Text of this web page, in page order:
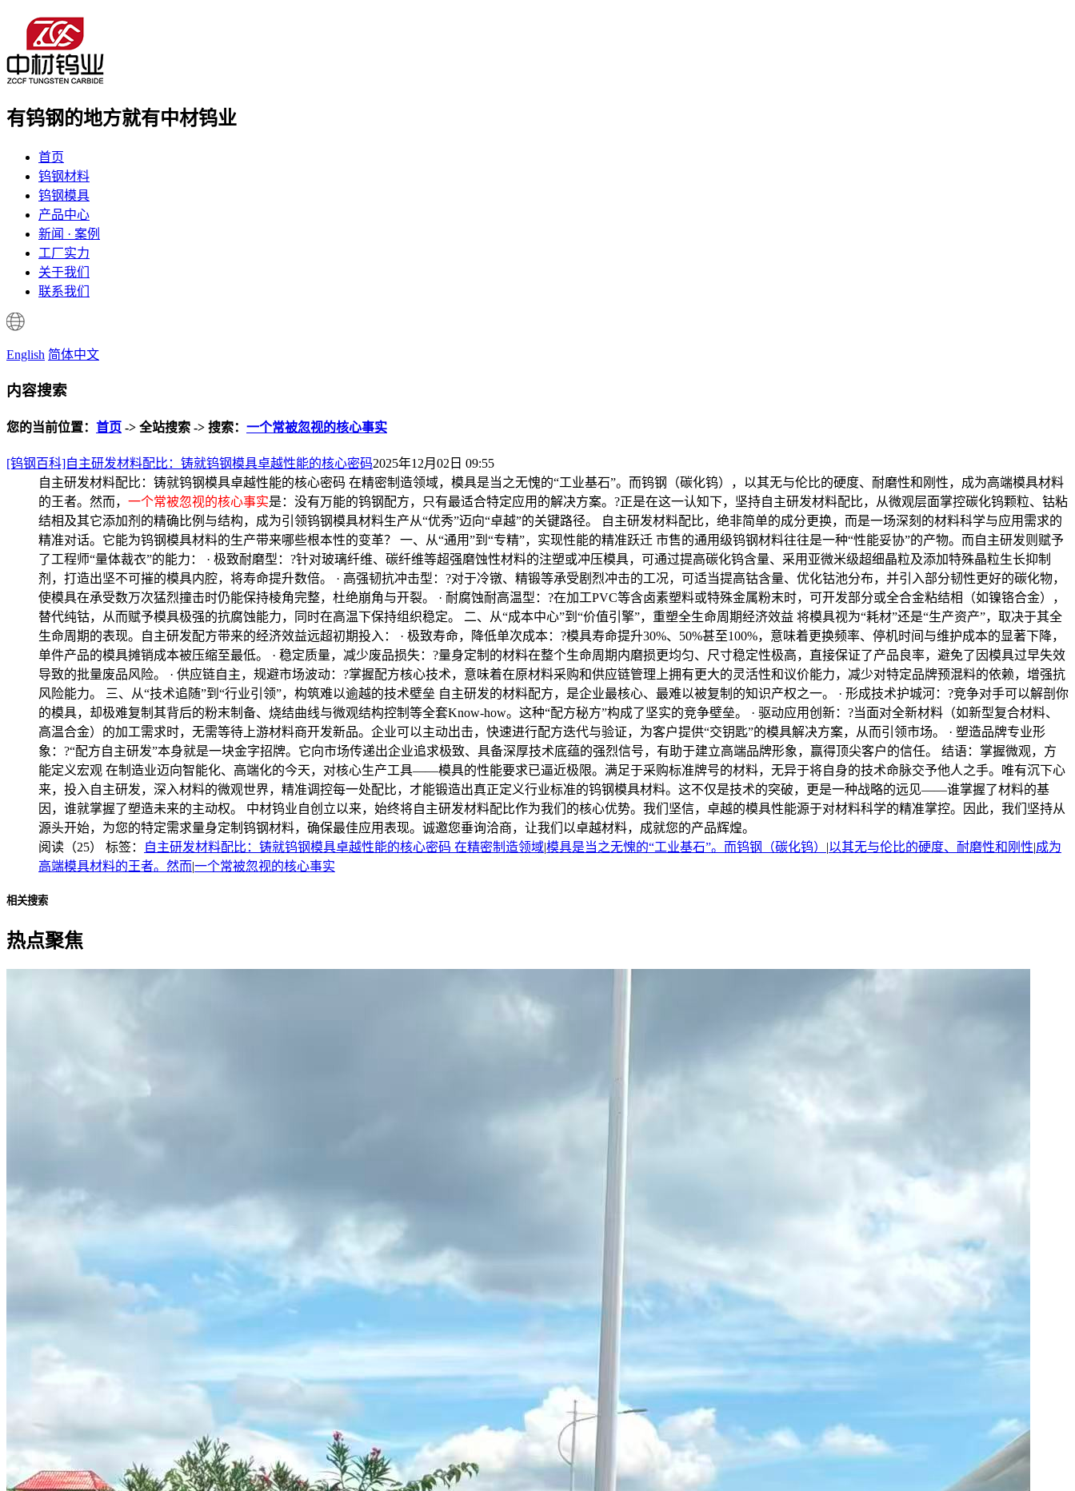
有钨钢的地方就有中材钨业
首页
钨钢材料
钨钢模具
产品中心
新闻 · 案例
工厂实力
关于我们
联系我们
English 简体中文
内容搜索
您的当前位置： 首页 -> 全站搜索 -> 搜索： 一个常被忽视的核心事实
[钨钢百科]自主研发材料配比：铸就钨钢模具卓越性能的核心密码2025年12月02日 09:55
自主研发材料配比：铸就钨钢模具卓越性能的核心密码 在精密制造领域，模具是当之无愧的“工业基石”。而钨钢（碳化钨），以其无与伦比的硬度、耐磨性和刚性，成为高端模具材料
的王者。然而， 一个常被忽视的核心事实是：没有万能的钨钢配方，只有最适合特定应用的解决方案。?正是在这一认知下，坚持自主研发材料配比，从微观层面掌控碳化钨颗粒、钴粘
结相及其它添加剂的精确比例与结构，成为引领钨钢模具材料生产从“优秀”迈向“卓越”的关键路径。 自主研发材料配比，绝非简单的成分更换，而是一场深刻的材料科学与应用需求的
精准对话。它能为钨钢模具材料的生产带来哪些根本性的变革？ 一、从“通用”到“专精”，实现性能的精准跃迁 市售的通用级钨钢材料往往是一种“性能妥协”的产物。而自主研发则赋予
了工程师“量体裁衣”的能力： · 极致耐磨型：?针对玻璃纤维、碳纤维等超强磨蚀性材料的注塑或冲压模具，可通过提高碳化钨含量、采用亚微米级超细晶粒及添加特殊晶粒生长抑制
剂，打造出坚不可摧的模具内腔，将寿命提升数倍。 · 高强韧抗冲击型：?对于冷镦、精锻等承受剧烈冲击的工况，可适当提高钴含量、优化钴池分布，并引入部分韧性更好的碳化物，
使模具在承受数万次猛烈撞击时仍能保持棱角完整，杜绝崩角与开裂。 · 耐腐蚀耐高温型：?在加工PVC等含卤素塑料或特殊金属粉末时，可开发部分或全合金粘结相（如镍铬合金），
替代纯钴，从而赋予模具极强的抗腐蚀能力，同时在高温下保持组织稳定。 二、从“成本中心”到“价值引擎”，重塑全生命周期经济效益 将模具视为“耗材”还是“生产资产”，取决于其全
生命周期的表现。自主研发配方带来的经济效益远超初期投入： · 极致寿命，降低单次成本：?模具寿命提升30%、50%甚至100%，意味着更换频率、停机时间与维护成本的显著下降，
单件产品的模具摊销成本被压缩至最低。 · 稳定质量，减少废品损失：?量身定制的材料在整个生命周期内磨损更均匀、尺寸稳定性极高，直接保证了产品良率，避免了因模具过早失效
导致的批量废品风险。 · 供应链自主，规避市场波动：?掌握配方核心技术，意味着在原材料采购和供应链管理上拥有更大的灵活性和议价能力，减少对特定品牌预混料的依赖，增强抗
风险能力。 三、从“技术追随”到“行业引领”，构筑难以逾越的技术壁垒 自主研发的材料配方，是企业最核心、最难以被复制的知识产权之一。 · 形成技术护城河：?竞争对手可以解剖你
的模具，却极难复制其背后的粉末制备、烧结曲线与微观结构控制等全套Know-how。这种“配方秘方”构成了坚实的竞争壁垒。 · 驱动应用创新：?当面对全新材料（如新型复合材料、
高温合金）的加工需求时，无需等待上游材料商开发新品。企业可以主动出击，快速进行配方迭代与验证，为客户提供“交钥匙”的模具解决方案，从而引领市场。 · 塑造品牌专业形
象：?“配方自主研发”本身就是一块金字招牌。它向市场传递出企业追求极致、具备深厚技术底蕴的强烈信号，有助于建立高端品牌形象，赢得顶尖客户的信任。 结语：掌握微观，方
能定义宏观 在制造业迈向智能化、高端化的今天，对核心生产工具——模具的性能要求已逼近极限。满足于采购标准牌号的材料，无异于将自身的技术命脉交予他人之手。唯有沉下心
来，投入自主研发，深入材料的微观世界，精准调控每一处配比，才能锻造出真正定义行业标准的钨钢模具材料。这不仅是技术的突破，更是一种战略的远见——谁掌握了材料的基
因，谁就掌握了塑造未来的主动权。 中材钨业自创立以来，始终将自主研发材料配比作为我们的核心优势。我们坚信，卓越的模具性能源于对材料科学的精准掌控。因此，我们坚持从
源头开始，为您的特定需求量身定制钨钢材料，确保最佳应用表现。诚邀您垂询洽商，让我们以卓越材料，成就您的产品辉煌。
阅读（25） 标签： 自主研发材料配比：铸就钨钢模具卓越性能的核心密码 在精密制造领域|模具是当之无愧的“工业基石”。而钨钢（碳化钨） |以其无与伦比的硬度、耐磨性和刚性|成为
高端模具材料的王者。然而|一个常被忽视的核心事实
相关搜索
热点聚焦